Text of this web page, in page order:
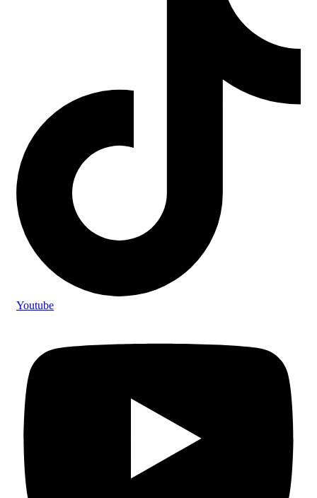
Youtube